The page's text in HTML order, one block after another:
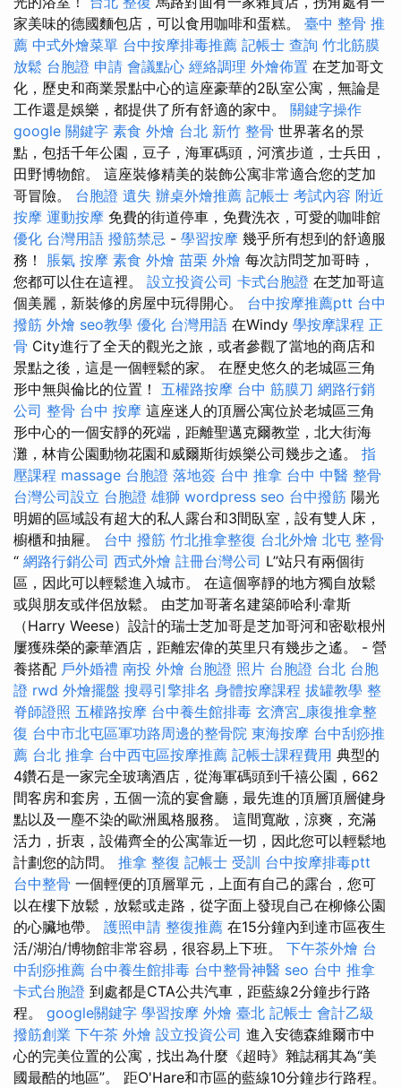
家美味的德國麵包店，可以食用咖啡和蛋糕。 臺中 整骨 推
薦 中式外燴菜單 台中按摩排毒推薦 記帳士 查詢 竹北筋膜
放鬆 台胞證 申請 會議點心 經絡調理 外燴佈置 在芝加哥文
化，歷史和商業景點中心的這座豪華的2臥室公寓，無論是
工作還是娛樂，都提供了所有舒適的家中。 關鍵字操作
google 關鍵字 素食 外燴 台北 新竹 整骨 世界著名的景
點，包括千年公園，豆子，海軍碼頭，河濱步道，士兵田，
田野博物館。 這座裝修精美的裝飾公寓非常適合您的芝加
哥冒險。 台胞證 遺失 辦桌外燴推薦 記帳士 考試內容 附近
按摩 運動按摩 免費的街道停車，免費洗衣，可愛的咖啡館
優化 台灣用語 撥筋禁忌 - 學習按摩 幾乎所有想到的舒適服
務！ 脹氣 按摩 素食 外燴 苗栗 外燴 每次訪問芝加哥時，
您都可以住在這裡。 設立投資公司 卡式台胞證 在芝加哥這
個美麗，新裝修的房屋中玩得開心。 台中按摩推薦ptt 台中
撥筋 外燴 seo教學 優化 台灣用語 在Windy 學按摩課程 正
骨 City進行了全天的觀光之旅，或者參觀了當地的商店和
景點之後，這是一個輕鬆的家。 在歷史悠久的老城區三角
形中無與倫比的位置！ 五權路按摩 台中 筋膜刀 網路行銷
公司 整骨 台中 按摩 這座迷人的頂層公寓位於老城區三角
形中心的一個安靜的死端，距離聖邁克爾教堂，北大街海
灘，林肯公園動物花園和威爾斯街娛樂公司幾步之遙。 指
壓課程 massage 台胞證 落地簽 台中 推拿 台中 中醫 整骨
台灣公司設立 台胞證 雄獅 wordpress seo 台中撥筋 陽光
明媚的區域設有超大的私人露台和3間臥室，設有雙人床，
櫥櫃和抽屜。 台中 撥筋 竹北推拿整復 台北外燴 北屯 整骨
“ 網路行銷公司 西式外燴 註冊台灣公司 L”站只有兩個街
區，因此可以輕鬆進入城市。 在這個寧靜的地方獨自放鬆
或與朋友或伴侶放鬆。 由芝加哥著名建築師哈利·韋斯
（Harry Weese）設計的瑞士芝加哥是芝加哥河和密歇根州
屢獲殊榮的豪華酒店，距離宏偉的英里只有幾步之遙。 - 營
養搭配 戶外婚禮 南投 外燴 台胞證 照片 台胞證 台北 台胞
證 rwd 外燴擺盤 搜尋引擎排名 身體按摩課程 拔罐教學 整
脊師證照 五權路按摩 台中養生館排毒 玄濟宮_康復推拿整
復 台中市北屯區軍功路周邊的整骨院 東海按摩 台中刮痧推
薦 台北 推拿 台中西屯區按摩推薦 記帳士課程費用 典型的
4鑽石是一家完全玻璃酒店，從海軍碼頭到千禧公園，662
間客房和套房，五個一流的宴會廳，最先進的頂層頂層健身
點以及一塵不染的歐洲風格服務。 這間寬敞，涼爽，充滿
活力，折衷，設備齊全的公寓靠近一切，因此您可以輕鬆地
計劃您的訪問。 推拿 整復 記帳士 受訓 台中按摩排毒ptt
台中整骨 一個輕便的頂層單元，上面有自己的露台，您可
以在樓下放鬆，放鬆或走路，從字面上發現自己在柳條公園
的心臟地帶。 護照申請 整復推薦 在15分鐘內到達市區夜生
活/湖泊/博物館非常容易，很容易上下班。 下午茶外燴 台
中刮痧推薦 台中養生館排毒 台中整骨神醫 seo 台中 推拿
卡式台胞證 到處都是CTA公共汽車，距藍線2分鐘步行路
程。 google關鍵字 學習按摩 外燴 臺北 記帳士 會計乙級
撥筋創業 下午茶 外燴 設立投資公司 進入安德森維爾市中
心的完美位置的公寓，找出為什麼《超時》雜誌稱其為“美
國最酷的地區”。 距O'Hare和市區的藍線10分鐘步行路程。